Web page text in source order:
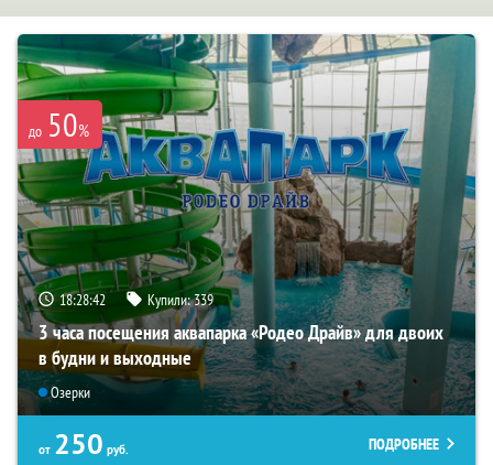
до 50%
18:28:41 Купили:339
3 часа посещения аквапарка «Родео Драйв» для двоих
в будни и выходные
Озерки
от 250 руб. ПОДРОБНЕЕ